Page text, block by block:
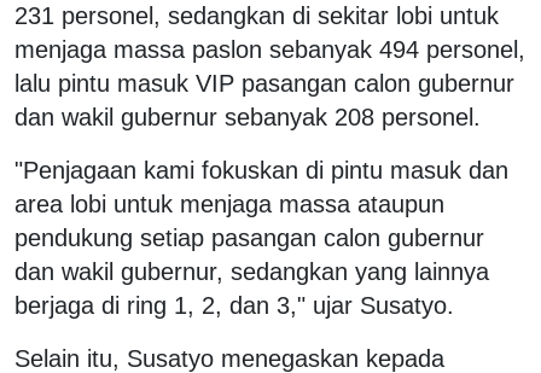
231 personel, sedangkan di sekitar lobi untuk
menjaga massa paslon sebanyak 494 personel,
lalu pintu masuk VIP pasangan calon gubernur
dan wakil gubernur sebanyak 208 personel.
"Penjagaan kami fokuskan di pintu masuk dan
area lobi untuk menjaga massa ataupun
pendukung setiap pasangan calon gubernur
dan wakil gubernur, sedangkan yang lainnya
berjaga di ring 1, 2, dan 3," ujar Susatyo.
Selain itu, Susatyo menegaskan kepada